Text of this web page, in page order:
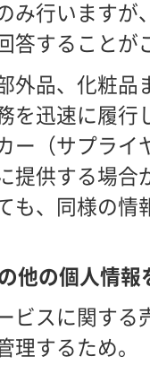
み行いますが
答することが
外品、化粧
を迅速に履行
ー（サプライ
提供する場合
も、同様の情
他の個人情
ビスに関す
理するため。